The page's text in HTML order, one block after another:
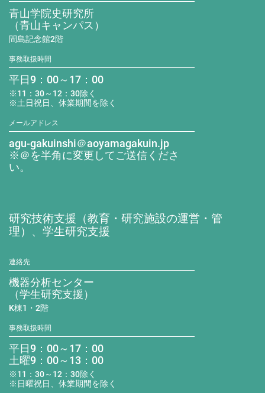
青山学院史研究所
（青山キャンパス）
間島記念館2階
事務取扱時間
平日9：00～17：00
※11：30～12：30除く
※土日祝日、休業期間を除く
メールアドレス
agu-gakuinshi＠aoyamagakuin.jp
※＠を半角に変更してご送信くださ
い。
研究技術支援（教育・研究施設の運営・管
理）、学生研究支援
連絡先
機器分析センター
（学生研究支援）
K棟1・2階
事務取扱時間
平日9：00～17：00
土曜9：00～13：00
※11：30～12：30除く
※日曜祝日、休業期間を除く